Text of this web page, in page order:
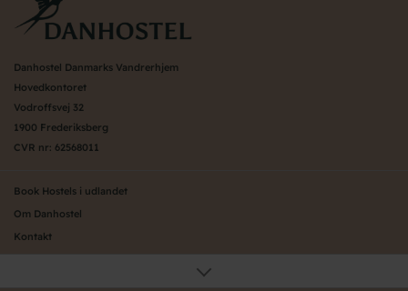
Danhostel Danmarks Vandrerhjem
Hovedkontoret
Vodroffsvej 32
1900 Frederiksberg
CVR nr: 62568011
Book Hostels i udlandet
Om Danhostel
Kontakt